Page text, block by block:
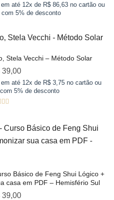
até 12x de R$ 86,63 no cartão ou
5% de desconto
Stela Vecchi – Método Solar
39,00
até 12x de R$ 3,75 no cartão ou
5% de desconto
Básico de Feng Shui Lógico +
casa em PDF – Hemisfério Sul
39,00